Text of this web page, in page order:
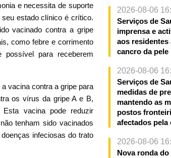
e necessita de suporte
estado clínico é crítico.
vacinado contra a gripe
como febre e corrimento
possível para receberem
vacina contra a gripe para
os vírus da gripe A e B,
vacina pode reduzir
tenham sido vacinados
infeciosas do trato
2026-08-06
Serviços de
imprensa e
aos residentes
cancro da pele
2026-08-06
Serviços de
medidas de
mantendo as
postos
afectados pela
2026-08-06
Nova ronda